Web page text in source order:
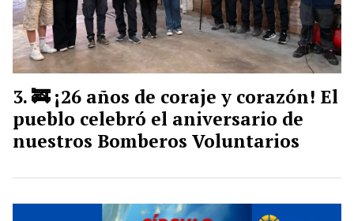
🚒 ¡26 años de coraje y corazón! El
pueblo celebró el aniversario de
nuestros Bomberos Voluntarios